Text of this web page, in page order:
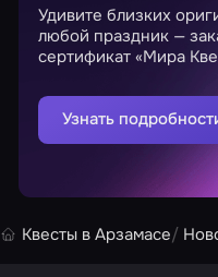
Удивите близких
любой праздник —
сертификат «Мира
Узнать
Квесты в Арзамасе